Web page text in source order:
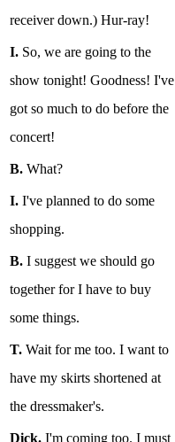
receiver down.) Hur-ray!
I. So, we are going to the
show tonight! Goodness! I've
got so much to do before the
concert!
B. What?
I. I've planned to do some
shopping.
B. I suggest we should go
together for I have to buy
some things.
T. Wait for me too. I want to
have my skirts shortened at
the dressmaker's.
Dick. I'm coming too. I must